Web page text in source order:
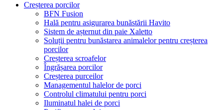
Creșterea porcilor
BFN Fusion
Hală pentru asigurarea bunăstării Havito
Sistem de așternut din paie Xaletto
Soluții pentru bunăstarea animalelor pentru creșterea
porcilor
Creșterea scroafelor
Îngrășarea porcilor
Creșterea purceilor
Managementul halelor de porci
Controlul climatului pentru porci
Iluminatul halei de porci